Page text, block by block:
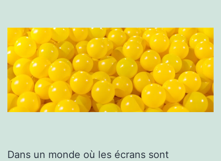
Dans un monde où les écrans sont